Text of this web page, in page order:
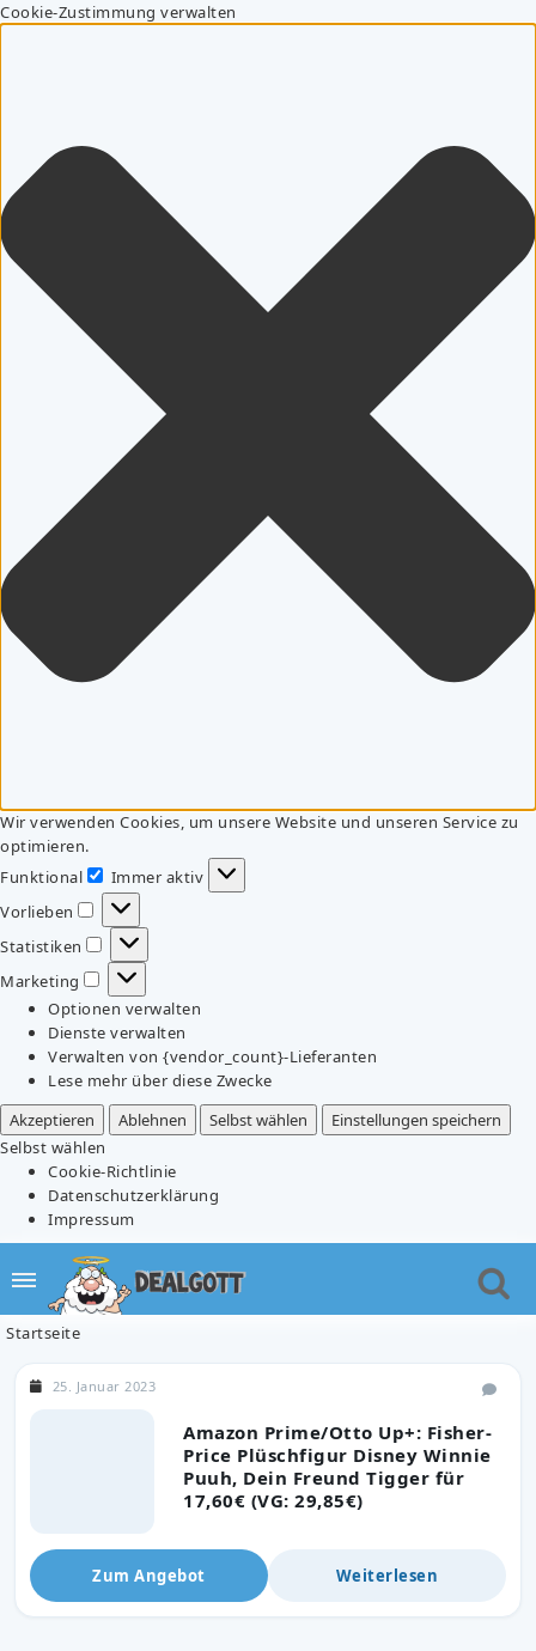
Cookie-Zustimmung verwalten
Wir verwenden Cookies, um unsere Website und unseren Service zu
optimieren.
Funktional
Funktional
Immer aktiv
Vorlieben
Vorlieben
Statistiken
Statistiken
Marketing
Marketing
Optionen verwalten
Dienste verwalten
Verwalten von {vendor_count}-Lieferanten
Lese mehr über diese Zwecke
Akzeptieren
Ablehnen Selbst wählen
Einstellungen speichern
Selbst wählen
Cookie-Richtlinie
Datenschutzerklärung
Impressum
Startseite
Amazon Prime/Otto Up+: Fisher-
Price Plüschfigur Disney Winnie
Puuh, Dein Freund Tigger für
17,60€ (VG: 29,85€)
25. Januar 2023
Zum Angebot Weiterlesen